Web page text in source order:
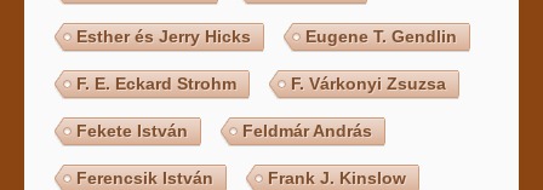
Esther és Jerry Hicks Eugene T. Gendlin
F. E. Eckard Strohm F. Várkonyi Zsuzsa
Fekete István Feldmár András
Ferencsik István Frank J. Kinslow